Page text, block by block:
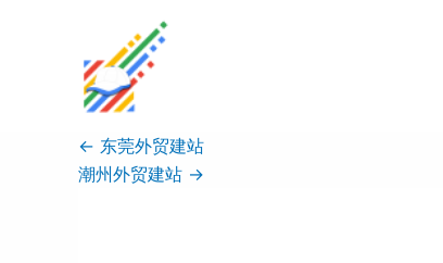
← 东莞外贸建站
潮州外贸建站 →